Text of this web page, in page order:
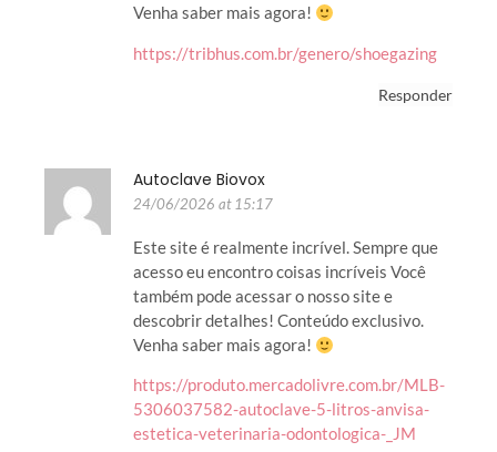
Venha saber mais agora!
https://tribhus.com.br/genero/shoegazing
Responder
Autoclave Biovox
24/06/2026 at 15:17
Este site é realmente incrível. Sempre que
acesso eu encontro coisas incríveis Você
também pode acessar o nosso site e
descobrir detalhes! Conteúdo exclusivo.
Venha saber mais agora!
https://produto.mercadolivre.com.br/MLB-
5306037582-autoclave-5-litros-anvisa-
estetica-veterinaria-odontologica-_JM